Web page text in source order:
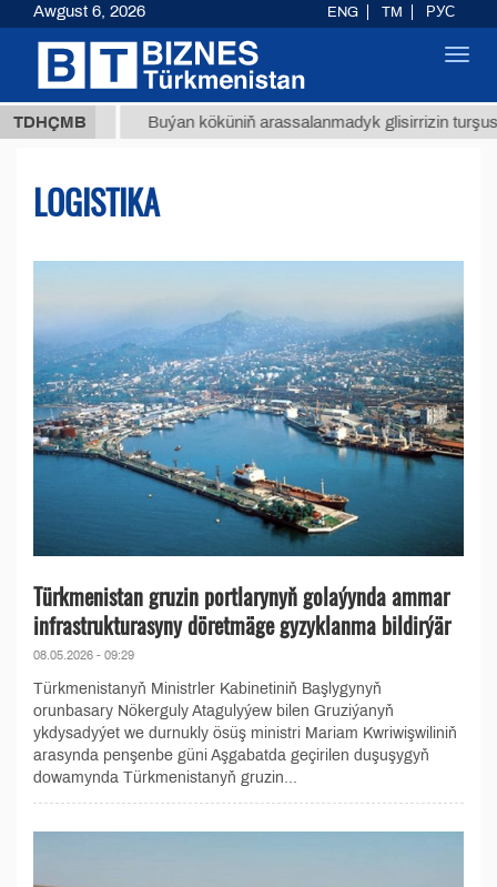
TDHÇMBBuýan köküniň arassalanmadyk glisirrizin turşusy (t.)
LOGISTIKA
Türkmenistan gruzin portlarynyň golaýynda ammar
infrastrukturasyny döretmäge gyzyklanma bildirýär
08.05.2026 - 09:29
Türkmenistanyň Ministrler Kabinetiniň Başlygynyň
orunbasary Nökerguly Atagulyýew bilen Gruziýanyň
ykdysadyýet we durnukly ösüş ministri Mariam Kwriwişwiliniň
arasynda penşenbe güni Aşgabatda geçirilen duşuşygyň
dowamynda Türkmenistanyň gruzin...
Awgust 6, 2026 ENG TM РУС